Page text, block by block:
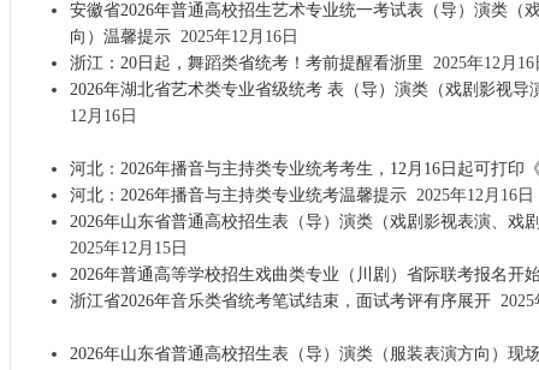
安徽省2026年普通高校招生艺术专业统一考试表（导）演类（
向）温馨提示2025年12月16日
浙江：20日起，舞蹈类省统考！考前提醒看浙里 2025年12月16
2026年湖北省艺术类专业省级统考 表（导）演类（戏剧影视导
12月16日
河北：2026年播音与主持类专业统考考生，12月16日起可打印
河北：2026年播音与主持类专业统考温馨提示2025年12月16日
2026年山东省普通高校招生表（导）演类（戏剧影视表演、戏
2025年12月15日
2026年普通高等学校招生戏曲类专业（川剧）省际联考报名开
浙江省2026年音乐类省统考笔试结束，面试考评有序展开2025
2026年山东省普通高校招生表（导）演类（服装表演方向）现